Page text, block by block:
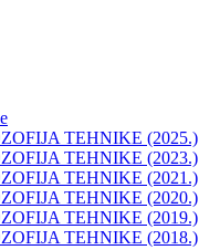
TEHNIKE (2025.)
TEHNIKE (2023.)
TEHNIKE (2021.)
TEHNIKE (2020.)
TEHNIKE (2019.)
TEHNIKE (2018.)